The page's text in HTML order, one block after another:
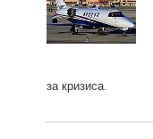
за кризиса.